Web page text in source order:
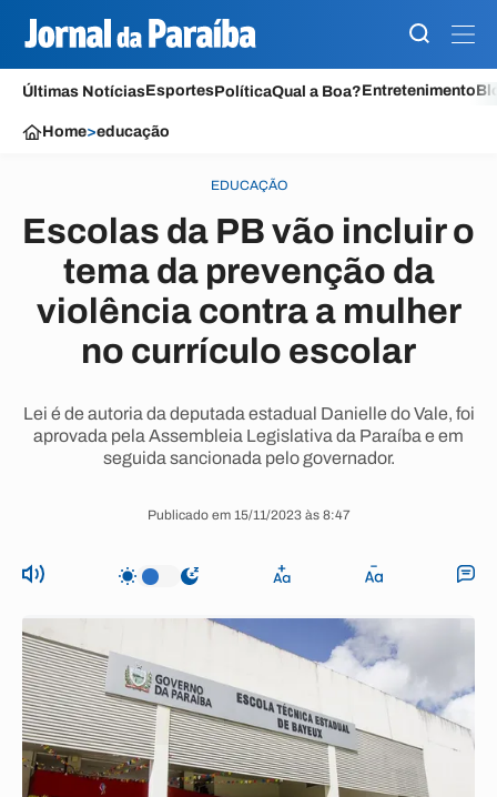
Últimas NotíciasEsportesPolíticaQual a Boa?Entretenimento
Home>educação
EDUCAÇÃO
Escolas da PB vão incluir o
tema da prevenção da
violência contra a mulher
no currículo escolar
Lei é de autoria da deputada estadual Danielle do Vale, foi
aprovada pela Assembleia Legislativa da Paraíba e em
seguida sancionada pelo governador.
Publicado em 15/11/2023 às 8:47